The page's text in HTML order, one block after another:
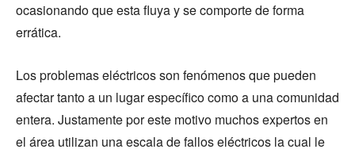
ocasionando que esta fluya y se comporte de forma
errática.
Los problemas eléctricos son fenómenos que pueden
afectar tanto a un lugar específico como a una comunidad
entera. Justamente por este motivo muchos expertos en
el área utilizan una escala de fallos eléctricos la cual le